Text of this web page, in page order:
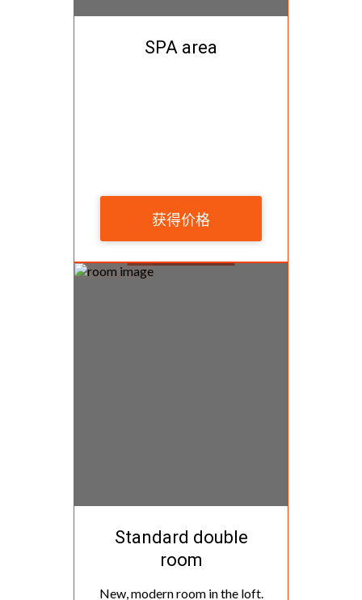
SPA area
获得价格
Standard double
room
New, modern room in the loft.